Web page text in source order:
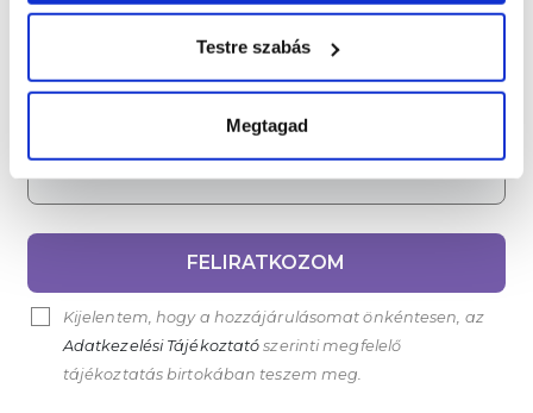
Testre szabás
Megtagad
hírekről, kedvezményekről és újdonságokról!
FELIRATKOZOM
Kijelentem, hogy a hozzájárulásomat önkéntesen, az
Adatkezelési Tájékoztató szerinti megfelelő
tájékoztatás birtokában teszem meg.